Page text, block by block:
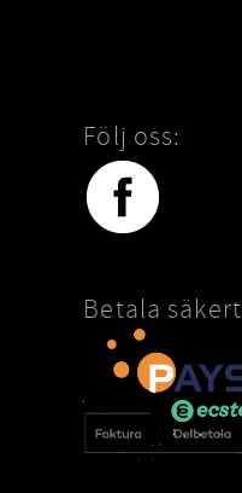
Följ oss:
Betala säkert